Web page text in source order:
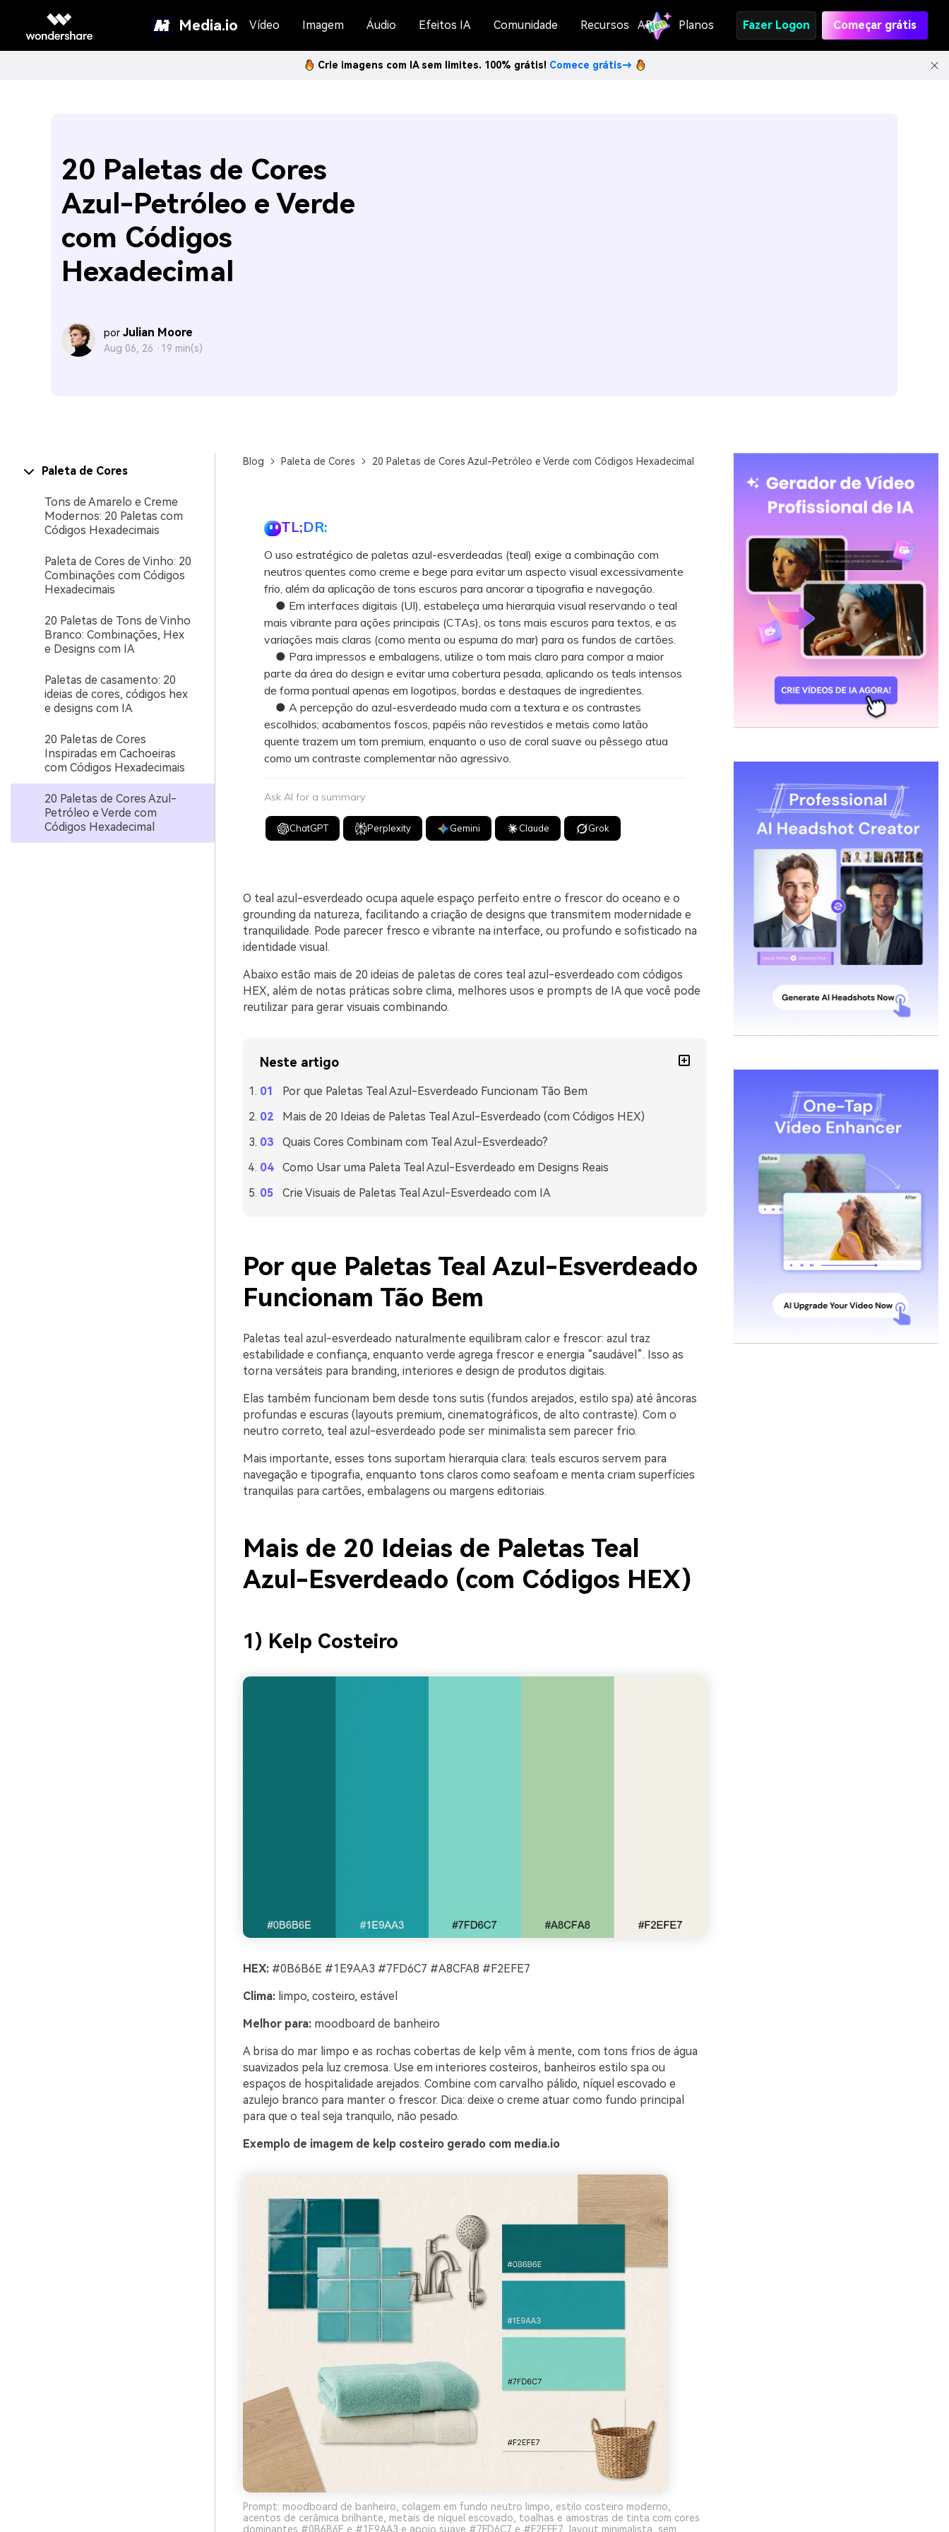
Media.io Vídeo Imagem Áudio Efeitos IA Comunidade Recursos API Planos Fazer Logon Começar grátis
Crie imagens com IA sem limites. 100% grátis! Comece grátis→
20 Paletas de Cores
Azul-Petróleo e Verde
com Códigos
Hexadecimal
por Julian Moore
Aug 06, 26 · 19 min(s)
Paleta de Cores
Tons de Amarelo e Creme
Modernos: 20 Paletas com
Códigos Hexadecimais
Paleta de Cores de Vinho: 20
Combinações com Códigos
Hexadecimais
20 Paletas de Tons de Vinho
Branco: Combinações, Hex
e Designs com IA
Paletas de casamento: 20
ideias de cores, códigos hex
e designs com IA
20 Paletas de Cores
Inspiradas em Cachoeiras
com Códigos Hexadecimais
20 Paletas de Cores Azul-
Petróleo e Verde com
Códigos Hexadecimal
Blog Paleta de Cores 20 Paletas de Cores Azul-Petróleo e Verde com Códigos Hexadecimal
TL;DR:
O uso estratégico de paletas azul-esverdeadas (teal) exige a combinação com
neutros quentes como creme e bege para evitar um aspecto visual excessivamente
frio, além da aplicação de tons escuros para ancorar a tipografia e navegação.
● Em interfaces digitais (UI), estabeleça uma hierarquia visual reservando o teal
mais vibrante para ações principais (CTAs), os tons mais escuros para textos, e as
variações mais claras (como menta ou espuma do mar) para os fundos de cartões.
● Para impressos e embalagens, utilize o tom mais claro para compor a maior
parte da área do design e evitar uma cobertura pesada, aplicando os teals intensos
de forma pontual apenas em logotipos, bordas e destaques de ingredientes.
● A percepção do azul-esverdeado muda com a textura e os contrastes
escolhidos; acabamentos foscos, papéis não revestidos e metais como latão
quente trazem um tom premium, enquanto o uso de coral suave ou pêssego atua
como um contraste complementar não agressivo.
Ask AI for a summary
ChatGPT Perplexity Gemini Claude Grok
O teal azul-esverdeado ocupa aquele espaço perfeito entre o frescor do oceano e o
grounding da natureza, facilitando a criação de designs que transmitem modernidade e
tranquilidade. Pode parecer fresco e vibrante na interface, ou profundo e sofisticado na
identidade visual.
Abaixo estão mais de 20 ideias de paletas de cores teal azul-esverdeado com códigos
HEX, além de notas práticas sobre clima, melhores usos e prompts de IA que você pode
reutilizar para gerar visuais combinando.
Neste artigo
Por que Paletas Teal Azul-Esverdeado Funcionam Tão Bem
Mais de 20 Ideias de Paletas Teal Azul-Esverdeado (com Códigos HEX)
Quais Cores Combinam com Teal Azul-Esverdeado?
Como Usar uma Paleta Teal Azul-Esverdeado em Designs Reais
Crie Visuais de Paletas Teal Azul-Esverdeado com IA
Por que Paletas Teal Azul-Esverdeado
Funcionam Tão Bem
Paletas teal azul-esverdeado naturalmente equilibram calor e frescor: azul traz
estabilidade e confiança, enquanto verde agrega frescor e energia “saudável”. Isso as
torna versáteis para branding, interiores e design de produtos digitais.
Elas também funcionam bem desde tons sutis (fundos arejados, estilo spa) até âncoras
profundas e escuras (layouts premium, cinematográficos, de alto contraste). Com o
neutro correto, teal azul-esverdeado pode ser minimalista sem parecer frio.
Mais importante, esses tons suportam hierarquia clara: teals escuros servem para
navegação e tipografia, enquanto tons claros como seafoam e menta criam superfícies
tranquilas para cartões, embalagens ou margens editoriais.
Mais de 20 Ideias de Paletas Teal
Azul-Esverdeado (com Códigos HEX)
1) Kelp Costeiro
HEX:#0B6B6E #1E9AA3 #7FD6C7 #A8CFA8 #F2EFE7
Clima:limpo, costeiro, estável
Melhor para:moodboard de banheiro
A brisa do mar limpo e as rochas cobertas de kelp vêm à mente, com tons frios de água
suavizados pela luz cremosa. Use em interiores costeiros, banheiros estilo spa ou
espaços de hospitalidade arejados. Combine com carvalho pálido, níquel escovado e
azulejo branco para manter o frescor. Dica: deixe o creme atuar como fundo principal
para que o teal seja tranquilo, não pesado.
Exemplo de imagem de kelp costeiro gerado com media.io
Prompt: moodboard de banheiro, colagem em fundo neutro limpo, estilo costeiro moderno,
acentos de cerâmica brilhante, metais de níquel escovado, toalhas e amostras de tinta com cores
dominantes #0B6B6E e #1E9AA3 e apoio suave #7FD6C7 e #F2EFE7, layout minimalista, sem